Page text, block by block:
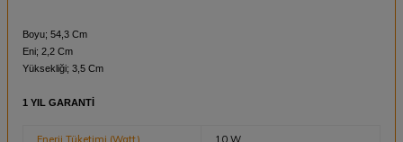
Boyu; 54,3 Cm
Eni; 2,2 Cm
Yüksekliği; 3,5 Cm
1 YIL GARANTİ
Enerji Tüketimi (Watt) 10 W